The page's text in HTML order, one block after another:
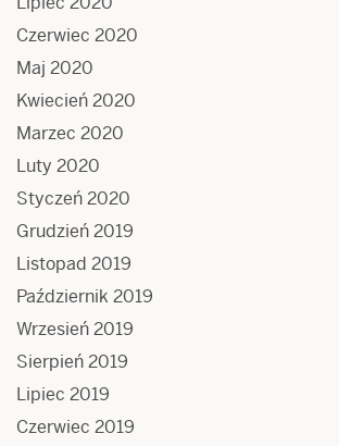
Czerwiec 2020
Maj 2020
Kwiecień 2020
Marzec 2020
Luty 2020
Styczeń 2020
Grudzień 2019
Listopad 2019
Październik 2019
Wrzesień 2019
Sierpień 2019
Lipiec 2019
Czerwiec 2019